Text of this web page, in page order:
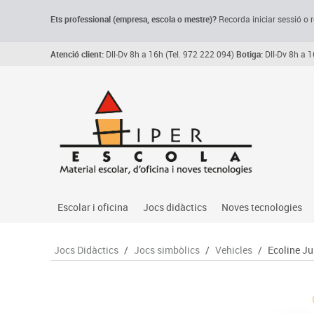
Ets professional (empresa, escolao mestre)? Recorda iniciar sessió o
Atenció client: Dll-Dv 8h a 16h (Tel. 972 222 094)Botiga: Dll-Dv 8h a
Escolar i oficina
Arxiu, carpetes i classificadors
Jocs didàctics
Primeres edats
Noves tecnologies
Audio
Connectivitat i
Jocs Didàctics / Jocs simbòlics / Vehicles / Ecoline